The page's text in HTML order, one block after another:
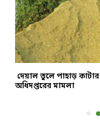
দেয়াল তুলে পাহাড় কাটার
অধিদপ্তরের মামলা